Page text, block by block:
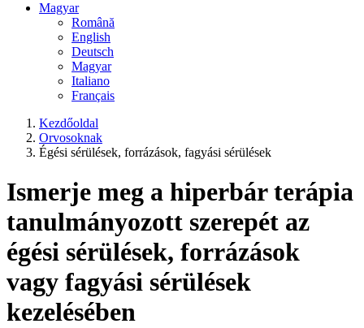
Magyar
Română
English
Deutsch
Magyar
Italiano
Français
Kezdőoldal
Orvosoknak
Égési sérülések, forrázások, fagyási sérülések
Ismerje meg a hiperbár terápia
tanulmányozott szerepét az
égési sérülések, forrázások
vagy fagyási sérülések
kezelésében